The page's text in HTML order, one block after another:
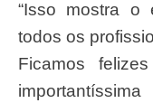
“Isso mostra o empenho e a dedicação de
todos os
Ficamos